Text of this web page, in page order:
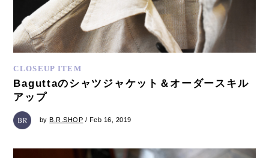
CLOSEUP ITEM
Baguttaのシャツジャケット＆オーダースキル
アップ
byB.R.SHOP / Feb 16, 2019